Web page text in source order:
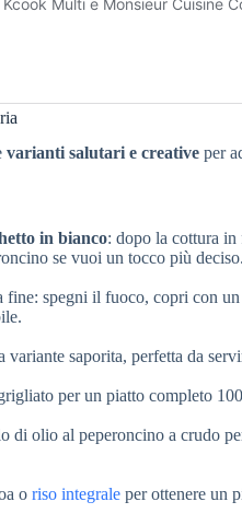
varianti salutari e creative per
in bianco: dopo la cottura
se vuoi un tocco più deciso.
fine: spegni il fuoco, copri con
variante saporita, perfetta da
per un piatto completo
di olio al peperoncino a crudo
o riso integrale per ottenere un